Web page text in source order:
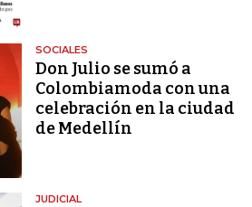
SOCIALES
Don Julio se sumó a
Colombiamoda con una
celebración en la ciudad
de Medellín
JUDICIAL